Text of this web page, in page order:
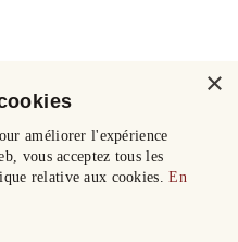
×
améliorer l'expérience
vous acceptez tous les
relative aux cookies.En